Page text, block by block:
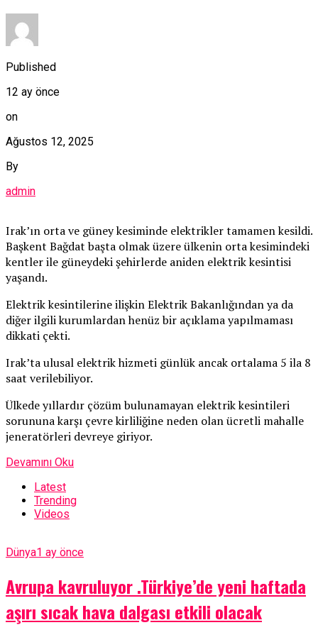
Published
12 ay önce
on
Ağustos 12, 2025
By
admin
Irak’ın orta ve güney kesiminde elektrikler tamamen kesildi.
Başkent Bağdat başta olmak üzere ülkenin orta kesimindeki
kentler ile güneydeki şehirlerde aniden elektrik kesintisi
yaşandı.
Elektrik kesintilerine ilişkin Elektrik Bakanlığından ya da
diğer ilgili kurumlardan henüz bir açıklama yapılmaması
dikkati çekti.
Irak’ta ulusal elektrik hizmeti günlük ancak ortalama 5 ila 8
saat verilebiliyor.
Ülkede yıllardır çözüm bulunamayan elektrik kesintileri
sorununa karşı çevre kirliliğine neden olan ücretli mahalle
jeneratörleri devreye giriyor.
Devamını Oku
Latest
Trending
Videos
Dünya1 ay önce
Avrupa kavruluyor .Türkiye’de yeni haftada
aşırı sıcak hava dalgası etkili olacak